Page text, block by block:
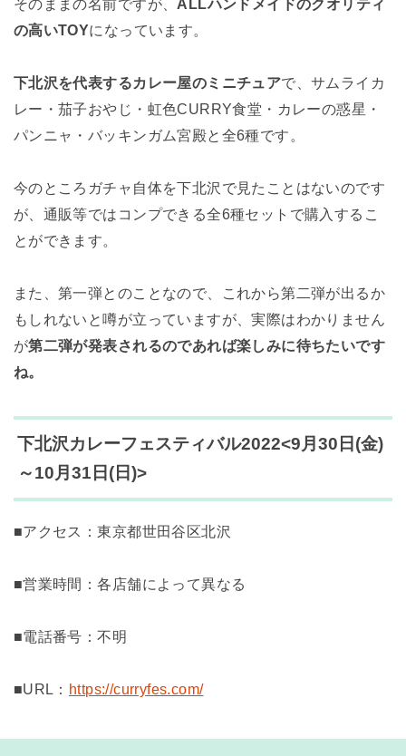
そのままの名前ですが、 ALLハンドメイドのクオリティ
の高いTOYになっています。
下北沢を代表するカレー屋のミニチュアで、サムライカ
レー・茄子おやじ・虹色CURRY食堂・カレーの惑星・
パンニャ・バッキンガム宮殿と全6種です。
今のところガチャ自体を下北沢で見たことはないのです
が、通販等ではコンプできる全6種セットで購入するこ
とができます。
また、第一弾とのことなので、これから第二弾が出るか
もしれないと噂が立っていますが、実際はわかりません
が第二弾が発表されるのであれば楽しみに待ちたいです
ね。
下北沢カレーフェスティバル2022<9月30日(金)
～10月31日(日)>
■アクセス：東京都世田谷区北沢
■営業時間：各店舗によって異なる
■電話番号：不明
■URL： https://curryfes.com/